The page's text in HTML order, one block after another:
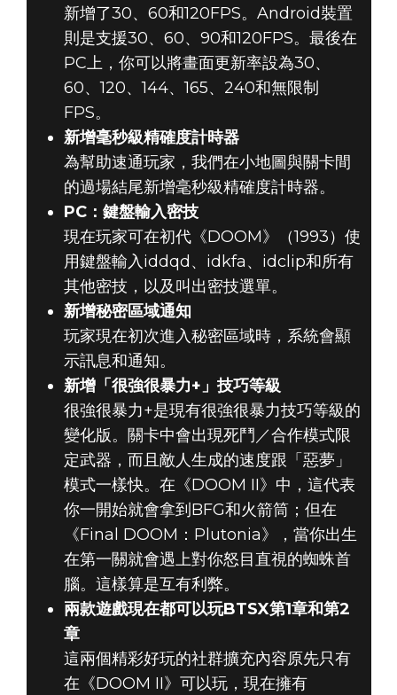
新增了30、60和120FPS。Android裝置
則是支援30、60、90和120FPS。最後在
PC上，你可以將畫面更新率設為30、
60、120、144、165、240和無限制
FPS。
新增毫秒級精確度計時器
為幫助速通玩家，我們在小地圖與關卡間
的過場結尾新增毫秒級精確度計時器。
PC：鍵盤輸入密技
現在玩家可在初代《DOOM》（1993）使
用鍵盤輸入iddqd、idkfa、idclip和所有
其他密技，以及叫出密技選單。
新增秘密區域通知
玩家現在初次進入秘密區域時，系統會顯
示訊息和通知。
新增「很強很暴力+」技巧等級
很強很暴力+是現有很強很暴力技巧等級的
變化版。關卡中會出現死鬥／合作模式限
定武器，而且敵人生成的速度跟「惡夢」
模式一樣快。在《DOOM II》中，這代表
你一開始就會拿到BFG和火箭筒；但在
《Final DOOM：Plutonia》，當你出生
在第一關就會遇上對你怒目直視的蜘蛛首
腦。這樣算是互有利弊。
兩款遊戲現在都可以玩BTSX第1章和第2
章
這兩個精彩好玩的社群擴充內容原先只有
在《DOOM II》可以玩，現在擁有